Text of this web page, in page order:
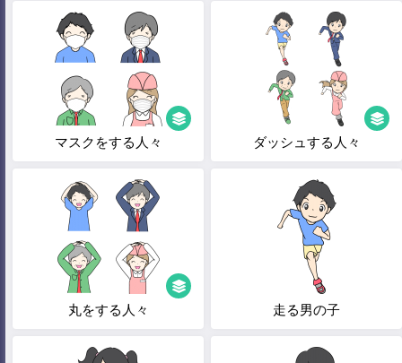
マスクをする人々 ダッシュする人々
丸をする人々 走る男の子